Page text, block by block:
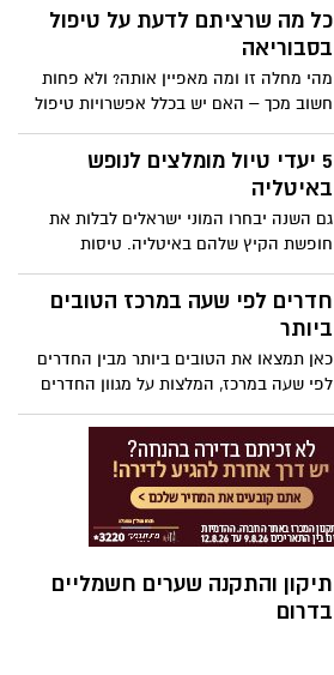
בעל העסק לתחום העיסוק, או את הרצון של
בעל העסק לעשות דבר מה חיובי לטובת
בעינה: להרוויח כסף וכמה שיותר.
כל מה שרציתם לדעת על טיפול
בסבוריאה
מהי מחלה זו ומה מאפיין אותה? ולא פחות
חשוב מכך – האם יש בכלל אפשרויות טיפול
בסבוריאה? במאמר זה נענה על שאלות אלו
ואחרות.
5 יעדי טיול מומלצים לנופש
באיטליה
גם השנה יבחרו המוני ישראלים לבלות את
חופשת הקיץ שלהם באיטליה. טיסות
לאיטליה מישראל יוצאות בתדירות גבוהה, מה
שמאפשר לישראלים לפקוד את כל חלקי
המדינה המהממת בכל קיץ, שנה אחרי שנה.
חדרים לפי שעה במרכז הטובים
ביותר
כאן תמצאו את הטובים ביותר מבין החדרים
לפי שעה במרכז, המלצות על מגוון החדרים
לפי חלוקה מפורטת לערים: תל אביב, רמת גן,
ראשון לציון, הרצליה, כפר סבא.
תיקון והתקנה שערים חשמליים
בדרום